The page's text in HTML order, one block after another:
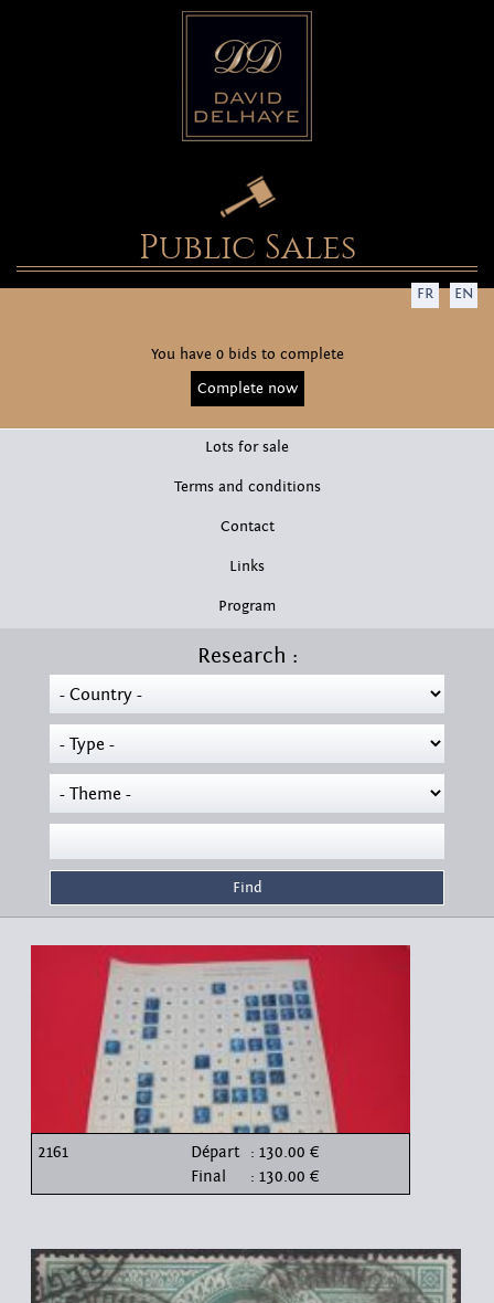
Public Sales
FR EN
You have 0 bids to complete
Complete now
Lots for sale
Terms and conditions
Contact
Links
Program
Research :
2161 Départ : 130.00 €
Final
: 130.00 €